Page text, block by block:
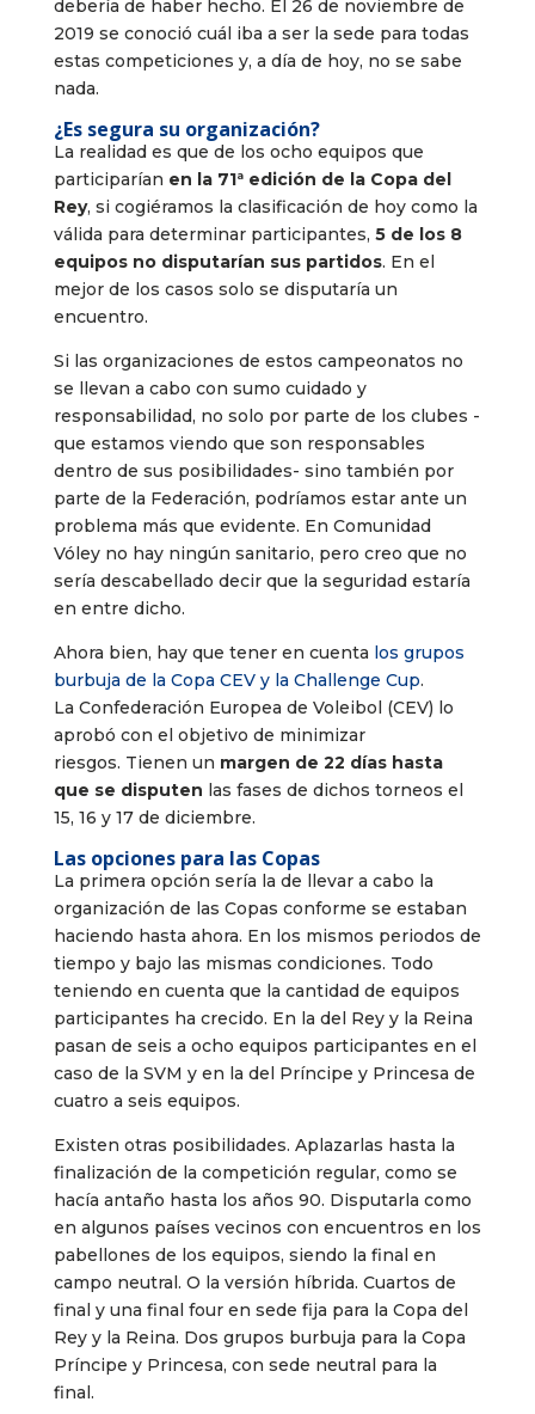
debería de haber hecho. El 26 de noviembre de
2019 se conoció cuál iba a ser la sede para todas
estas competiciones y, a día de hoy, no se sabe
nada.
¿Es segura su organización?
La realidad es que de los ocho equipos que
participarían en la 71ª edición de la Copa del
Rey, si cogiéramos la clasificación de hoy como la
válida para determinar participantes, 5 de los 8
equipos no disputarían sus partidos. En el
mejor de los casos solo se disputaría un
encuentro.
Si las organizaciones de estos campeonatos no
se llevan a cabo con sumo cuidado y
responsabilidad, no solo por parte de los clubes -
que estamos viendo que son responsables
dentro de sus posibilidades- sino también por
parte de la Federación, podríamos estar ante un
problema más que evidente. En Comunidad
Vóley no hay ningún sanitario, pero creo que no
sería descabellado decir que la seguridad estaría
en entre dicho.
Ahora bien, hay que tener en cuenta los grupos
burbuja de la Copa CEV y la Challenge Cup.
La Confederación Europea de Voleibol (CEV) lo
aprobó con el objetivo de minimizar
riesgos. Tienen un margen de 22 días hasta
que se disputen las fases de dichos torneos el
15, 16 y 17 de diciembre.
Las opciones para las Copas
La primera opción sería la de llevar a cabo la
organización de las Copas conforme se estaban
haciendo hasta ahora. En los mismos periodos de
tiempo y bajo las mismas condiciones. Todo
teniendo en cuenta que la cantidad de equipos
participantes ha crecido. En la del Rey y la Reina
pasan de seis a ocho equipos participantes en el
caso de la SVM y en la del Príncipe y Princesa de
cuatro a seis equipos.
Existen otras posibilidades. Aplazarlas hasta la
finalización de la competición regular, como se
hacía antaño hasta los años 90. Disputarla como
en algunos países vecinos con encuentros en los
pabellones de los equipos, siendo la final en
campo neutral. O la versión híbrida. Cuartos de
final y una final four en sede fija para la Copa del
Rey y la Reina. Dos grupos burbuja para la Copa
Príncipe y Princesa, con sede neutral para la
final.